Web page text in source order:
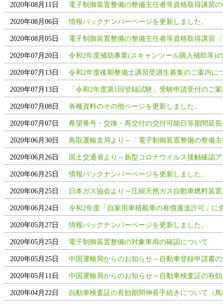
2020年08月11日 電子制御装置整備の整備主任者等資格取得講習
2020年08月06日 情報バックナンバーページを更新しました。
2020年08月05日 電子制御装置整備の整備主任者等資格取得講習
2020年07月20日 令和2年度補助事業(スキャンツール購入補助等)
2020年07月13日 令和2年度後期整備士講習受講生募集のご案内に
2020年07月13日 「令和2年度第1回登録試験」受験申請受付のご
2020年07月08日 各種資料のその他ページを更新しました。
2020年07月07日 希望番号・交換・再交付の交付可能日等期間延
2020年06月30日 鳥取運輸支局より～「電子制御装置整備の整備
2020年06月26日 国土交通省より～新型コロナウイルス接触確認
2020年06月25日 情報バックナンバーページを更新しました。
2020年06月25日 日本ガス協会より～圧縮天然ガス自動車燃料装
2020年06月24日 令和2年度「自家用車積載車の有償運送許可」に
2020年05月27日 情報バックナンバーページを更新しました。
2020年05月25日 電子制御装置整備の対象車両の確認について
2020年05月25日 中国運輸局からのお知らせ～自動車登録申請書
2020年05月11日 中国運輸局からのお知らせ～自動車検査証の有
2020年04月22日 自動車検査証の有効期間伸長手続きについて（